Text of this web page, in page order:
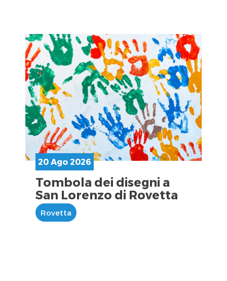
20 Ago 2026
Tombola dei disegni a
San Lorenzo di Rovetta
Rovetta